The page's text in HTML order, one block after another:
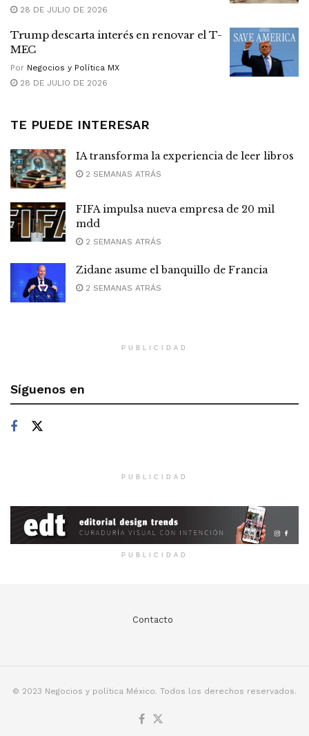
28 DE JULIO DE 2026
Trump descarta interés en renovar el T-
MEC
Por Negocios y Política MX
28 DE JULIO DE 2026
TE PUEDE INTERESAR
IA transforma la experiencia de leer libros
2 SEMANAS ATRÁS
FIFA impulsa nueva empresa de 20 mil
mdd
2 SEMANAS ATRÁS
Zidane asume el banquillo de Francia
2 SEMANAS ATRÁS
PUBLICIDAD
Síguenos en
PUBLICIDAD
PUBLICIDAD
Contacto
© 2023 Negocios y política México. Todos los derechos reservados.